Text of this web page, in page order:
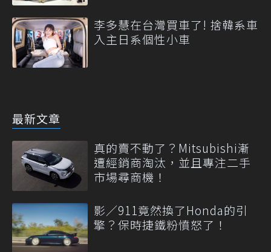
李多慧在台灣買車了! 捨韓系車
入主日系個性小車
最新文章
真的賣不動了？Mitsubishi漸
遭經銷商淘汰，並且專注二手
市場尋商機！
影／911竟然換了Honda的引
擎？保時捷鐵粉憤怒了！